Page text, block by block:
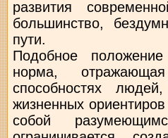
развития
большинство,
пути.
Подобное
норма,
способностях
жизненных
собой